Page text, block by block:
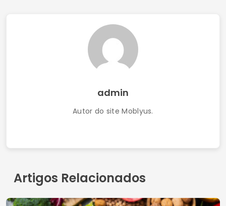
admin
Autor do site Moblyus.
Artigos Relacionados